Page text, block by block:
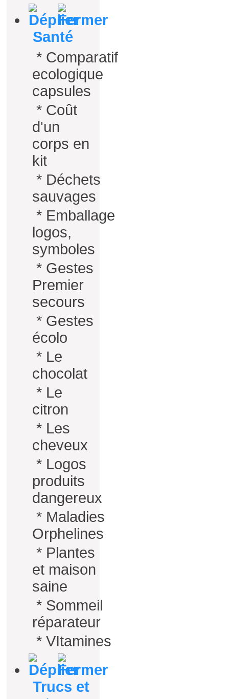
Santé
* Comparatif
ecologique
capsules
* Coût
d'un
corps en
kit
* Déchets
sauvages
* Emballage
logos,
symboles
* Gestes
Premier
secours
* Gestes
écolo
* Le
chocolat
* Le
citron
* Les
cheveux
* Logos
produits
dangereux
* Maladies
Orphelines
* Plantes
et maison
saine
* Sommeil
réparateur
* VItamines
Trucs et